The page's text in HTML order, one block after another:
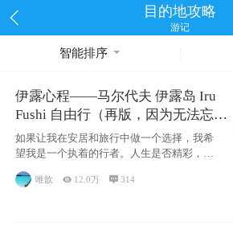
目的地攻略
游记
智能排序
伊露心程——马尔代夫 伊露岛 Iru
Fushi 自由行（再版，因为无法忘却
的留恋）
如果让我在安居和旅行中做一个选择，我希
望我是一个执着的行者。人生是否精彩，都
源于自己
唯歆  12.0万  314